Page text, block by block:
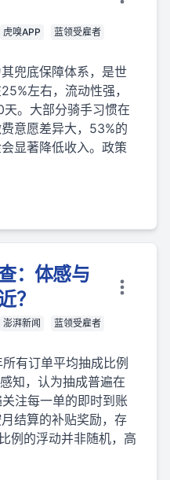
虎嗅APP
蓝领受雇者
兜底保障体系，是世
左右，流动性强，
。大部分骑手习惯在
意愿差异大，53%的
显著降低收入。政策
：体感与
？
澎湃新闻
蓝领受雇者
有订单平均抽成比例
知，认为抽成普遍在
注每一单的即时到账
结算的补贴奖励，存
例的浮动并非随机，高